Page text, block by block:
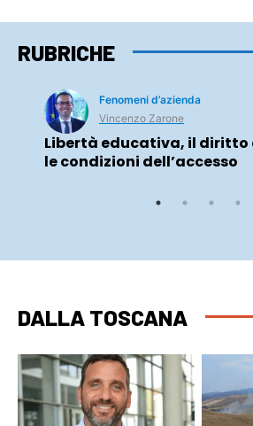
RUBRICHE
Fenomeni d’azienda
Vincenzo Zarone
Libertà educativa, il diritto
le condizioni dell’accesso
DALLA TOSCANA